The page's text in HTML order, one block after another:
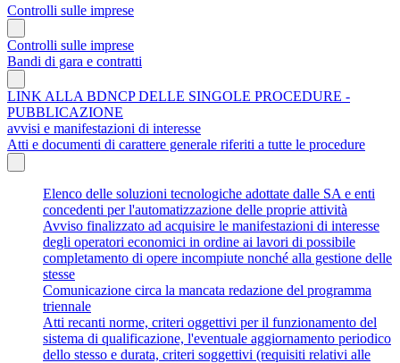
Controlli sulle imprese
Controlli sulle imprese
Bandi di gara e contratti
LINK ALLA BDNCP DELLE SINGOLE PROCEDURE -
PUBBLICAZIONE
avvisi e manifestazioni di interesse
Atti e documenti di carattere generale riferiti a tutte le procedure
Elenco delle soluzioni tecnologiche adottate dalle SA e enti
concedenti per l'automatizzazione delle proprie attività
Avviso finalizzato ad acquisire le manifestazioni di interesse
degli operatori economici in ordine ai lavori di possibile
completamento di opere incompiute nonché alla gestione delle
stesse
Comunicazione circa la mancata redazione del programma
triennale
Atti recanti norme, criteri oggettivi per il funzionamento del
sistema di qualificazione, l'eventuale aggiornamento periodico
dello stesso e durata, criteri soggettivi (requisiti relativi alle